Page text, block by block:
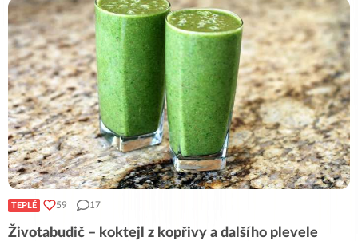
TEPLÉ 59 17
Životabudič – koktejl z kopřivy a dalšího plevele